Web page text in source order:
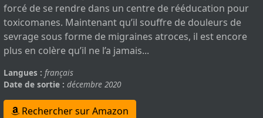
forcé de se rendre dans un centre de rééducation pour
toxicomanes. Maintenant qu’il souffre de douleurs de
sevrage sous forme de migraines atroces, il est encore
plus en colère qu’il ne l’a jamais...
Langues : français
Date de sortie : décembre 2020
Rechercher sur Amazon